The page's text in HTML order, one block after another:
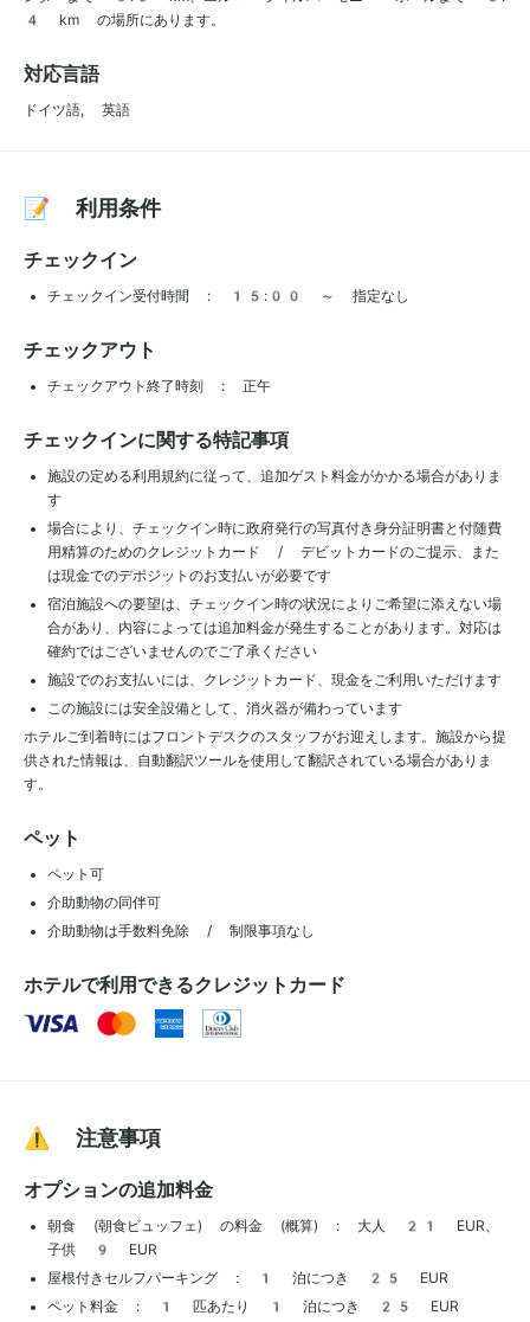
4 km の場所にあります。
対応言語
ドイツ語, 英語
📝 利用条件
チェックイン
チェックイン受付時間 : 15:00 ～ 指定なし
チェックアウト
チェックアウト終了時刻 : 正午
チェックインに関する特記事項
施設の定める利用規約に従って、追加ゲスト料金がかかる場合がありま
す
場合により、チェックイン時に政府発行の写真付き身分証明書と付随費
用精算のためのクレジットカード / デビットカードのご提示、また
は現金でのデポジットのお支払いが必要です
宿泊施設への要望は、チェックイン時の状況によりご希望に添えない場
合があり、内容によっては追加料金が発生することがあります。対応は
確約ではございませんのでご了承ください
施設でのお支払いには、クレジットカード、現金をご利用いただけます
この施設には安全設備として、消火器が備わっています
ホテルご到着時にはフロントデスクのスタッフがお迎えします。施設から提
供された情報は、自動翻訳ツールを使用して翻訳されている場合がありま
す。
ペット
ペット可
介助動物の同伴可
介助動物は手数料免除 / 制限事項なし
ホテルで利用できるクレジットカード
⚠️ 注意事項
オプションの追加料金
朝食 (朝食ビュッフェ) の料金 (概算) : 大人 21 EUR、
子供 9 EUR
屋根付きセルフパーキング : 1 泊につき 25 EUR
ペット料金 : 1 匹あたり 1 泊につき 25 EUR